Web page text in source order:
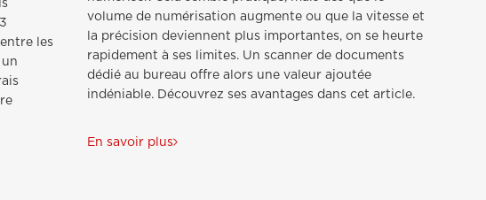
les
volume de numérisation augmente ou que la vitesse et
la précision deviennent plus importantes, on se heurte
rapidement à ses limites. Un scanner de documents
dédié au bureau offre alors une valeur ajoutée
indéniable. Découvrez ses avantages dans cet article.
En savoir plus